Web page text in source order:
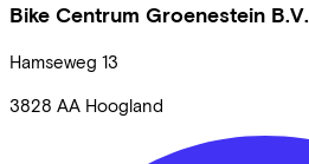
Bike Centrum Groenestein B.V.
Hamseweg 13
3828 AA Hoogland